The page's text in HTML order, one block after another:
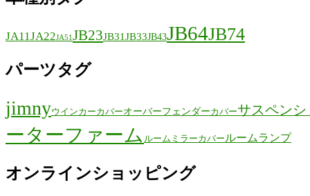
JA11JA22JA51 JB23JB31JB33JB43JB64JB74
パーツタグ
jimnyウインカーカバーオーバーフェンダーカバーサスペンシ
ーターファーム ルームミラーカバー ルームランプ
オンラインショッピング